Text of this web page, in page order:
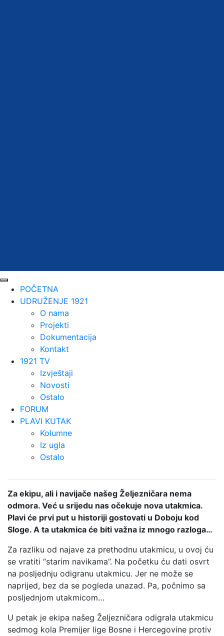
POČETNA
UDRUŽENJE 1921
O nama
Projekti
Dokumentacija
Kontakt
1921 TV
Izvještaji
Novosti
Ostalo
FORUM
PLAVI KUTAK
Kolumne
Iz ugla
Ostalo
Za ekipu, ali i navijače našeg Željezničara nema
odmora. Već u srijedu nas očekuje nova utakmica.
Plavi će prvi put u historiji gostovati u Doboju kod
Sloge. A ta utakmica će biti važna iz mnogo razloga…
Za razliku od najave za prethodnu utakmicu, u ovoj ću
se vratiti “starim navikama”. Na početku ću dati osvrt
na posljednju odigranu utakmicu. Jer ne može se
naprijed, bez da se pogleda unazad. Pa, počnimo sa
posljednjom utakmicom…
U petak je ekipa našeg Željezničara odigrala utakmicu
sedmog kola Premijer lige Bosne i Hercegovine protiv